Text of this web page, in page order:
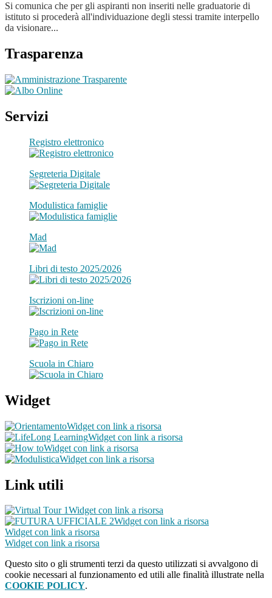
Si comunica che per gli aspiranti non inseriti nelle graduatorie di
istituto si procederà all'individuazione degli stessi tramite interpello
da visionare...
Trasparenza
Servizi
Registro elettronico
Segreteria Digitale
Modulistica famiglie
Mad
Libri di testo 2025/2026
Iscrizioni on-line
Pago in Rete
Scuola in Chiaro
Widget
Widget con link a risorsa
Widget con link a risorsa
Widget con link a risorsa
Widget con link a risorsa
Link utili
Widget con link a risorsa
Widget con link a risorsa
Widget con link a risorsa
Widget con link a risorsa
Questo sito o gli strumenti terzi da questo utilizzati si avvalgono di
cookie necessari al funzionamento ed utili alle finalità illustrate nella
COOKIE POLICY.